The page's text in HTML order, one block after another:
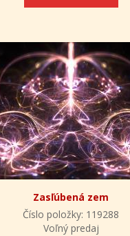
Zasľúbená zem
Číslo položky: 119288
Voľný predaj